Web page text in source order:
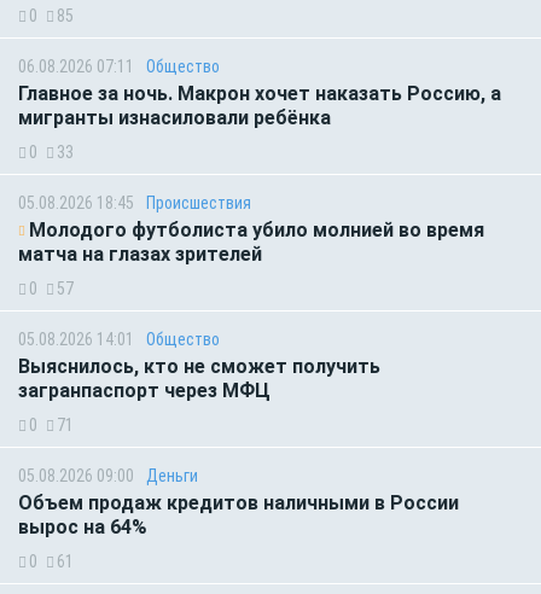
0 85
06.08.2026 07:11 Общество
Главное за ночь. Макрон хочет наказать Россию, а
мигранты изнасиловали ребёнка
0 33
05.08.2026 18:45 Происшествия
Молодого футболиста убило молнией во время
матча на глазах зрителей
0 57
05.08.2026 14:01 Общество
Выяснилось, кто не сможет получить
загранпаспорт через МФЦ
0 71
05.08.2026 09:00 Деньги
Объем продаж кредитов наличными в России
вырос на 64%
0 61